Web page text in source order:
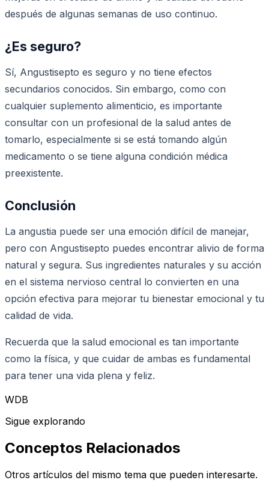
después de algunas semanas de uso continuo.
¿Es seguro?
Sí, Angustisepto es seguro y no tiene efectos
secundarios conocidos. Sin embargo, como con
cualquier suplemento alimenticio, es importante
consultar con un profesional de la salud antes de
tomarlo, especialmente si se está tomando algún
medicamento o se tiene alguna condición médica
preexistente.
Conclusión
La angustia puede ser una emoción difícil de manejar,
pero con Angustisepto puedes encontrar alivio de forma
natural y segura. Sus ingredientes naturales y su acción
en el sistema nervioso central lo convierten en una
opción efectiva para mejorar tu bienestar emocional y tu
calidad de vida.
Recuerda que la salud emocional es tan importante
como la física, y que cuidar de ambas es fundamental
para tener una vida plena y feliz.
WDB
Sigue explorando
Conceptos Relacionados
Otros artículos del mismo tema que pueden interesarte.